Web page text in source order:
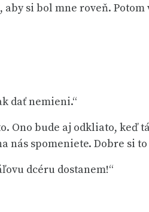
aby si bol mne roveň.
dať nemieni.“
Ono bude aj odkliato, keď
nás spomeniete. Dobre si
dcéru dostanem!“